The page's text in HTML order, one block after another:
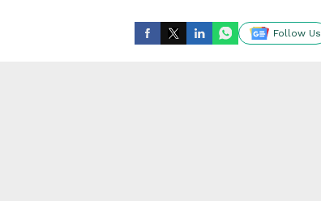
Follow Us